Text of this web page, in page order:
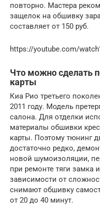
повторно. Мастера
защелок на обшивку
составляет от 150 руб.
https://youtube.com/
Что можно сделать
карты
Киа Рио третьего
2011 году. Модель
салона. Для отделки
материалы обшивки
карты. Поэтому тюнинг
достаточно редко,
новой шумоизоляции,
при ремонте тяги замка
зависимости от
снимают обшивку
от 20 до 40 минут.